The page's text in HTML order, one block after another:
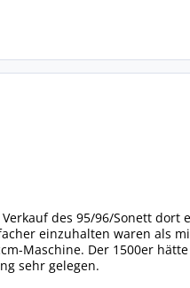
des 95/96/Sonett
einzuhalten waren als
Maschine. Der 1500er
sehr gelegen.